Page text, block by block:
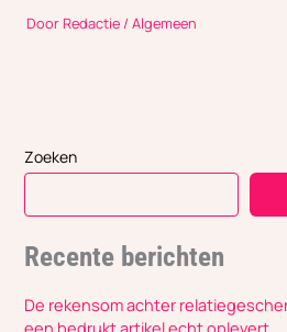
DoorRedactie / Algemeen
Zoeken
Recente berichten
De rekensom achter
een bedrukt artikel echt oplevert